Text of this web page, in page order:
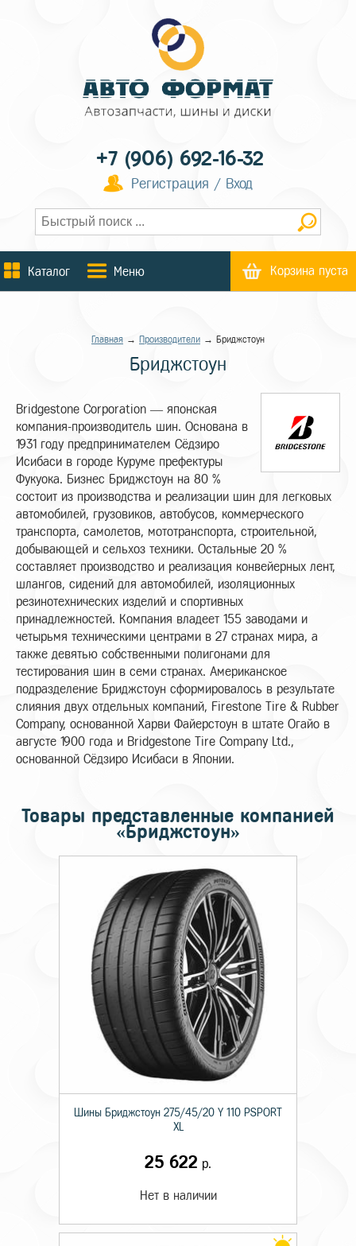
+7 (906) 692-16-32
Регистрация / Вход
Каталог Меню Корзина пуста
Главная → Производители → Бриджстоун
Бриджстоун
Bridgestone Corporation — японская
компания-производитель шин. Основана в
1931 году предпринимателем Сёдзиро
Исибаси в городе Куруме префектуры
Фукуока. Бизнес Бриджстоун на 80 %
состоит из производства и реализации шин для легковых
автомобилей, грузовиков, автобусов, коммерческого
транспорта, самолетов, мототранспорта, строительной,
добывающей и сельхоз техники. Остальные 20 %
составляет производство и реализация конвейерных лент,
шлангов, сидений для автомобилей, изоляционных
резинотехнических изделий и спортивных
принадлежностей. Компания владеет 155 заводами и
четырьмя техническими центрами в 27 странах мира, а
также девятью собственными полигонами для
тестирования шин в семи странах. Американское
подразделение Бриджстоун сформировалось в результате
слияния двух отдельных компаний, Firestone Tire & Rubber
Company, основанной Харви Файерстоун в штате Огайо в
августе 1900 года и Bridgestone Tire Company Ltd.,
основанной Сёдзиро Исибаси в Японии.
Товары представленные компанией
«Бриджстоун»
Шины Бриджстоун 275/45/20 Y 110 PSPORT
XL
25 622 р.
Нет в наличии